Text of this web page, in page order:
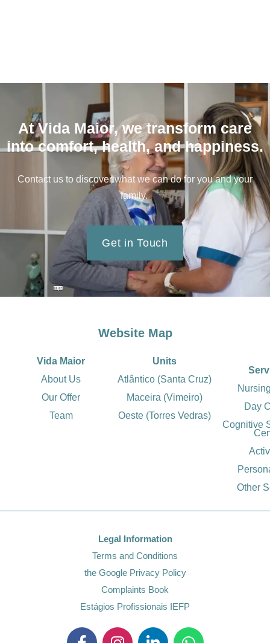
At Vida Maior, we transform care
into comfort, health, and happiness.
Contact us to discover what we can do for you and your
family.
Get in Touch
Website Map
Vida Maior
About Us
Our Offer
Team
Units
Atlântico (Santa Cruz)
Maceira (Vimeiro)
Oeste (Torres Vedras)
Day
Cognitive
Other
Legal Information
Terms and Conditions
the Google Privacy Policy
Complaints Book
Estágios Profissionais IEFP